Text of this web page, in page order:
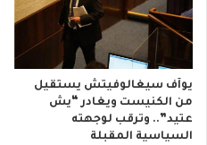
يوآف سيغالوفيتش يستقيل
من الكنيست ويغادر “يش
عتيد”.. وترقب لوجهته
السياسية المقبلة